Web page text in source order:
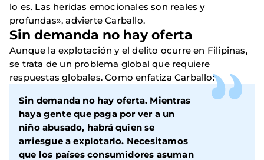
lo es. Las heridas emocionales son reales y
profundas», advierte Carballo.
Sin demanda no hay oferta
Aunque la explotación y el delito ocurre en Filipinas,
se trata de un problema global que requiere
respuestas globales. Como enfatiza Carballo:
Sin demanda no hay oferta. Mientras
haya gente que paga por ver a un
niño abusado, habrá quien se
arriesgue a explotarlo. Necesitamos
que los países consumidores asuman